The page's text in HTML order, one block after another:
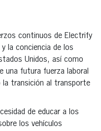
continuos de Electrify
la conciencia de los
Unidos, así como
una futura fuerza laboral
la transición al transporte
de educar a los
los vehículos